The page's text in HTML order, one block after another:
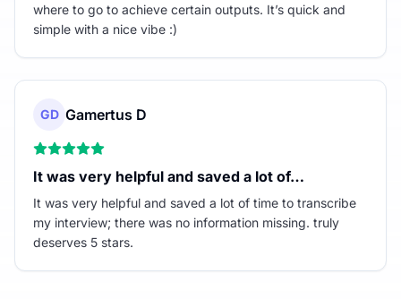
where to go to achieve certain outputs. It’s quick and
simple with a nice vibe :)
GD Gamertus D
It was very helpful and saved a lot of…
It was very helpful and saved a lot of time to transcribe
my interview; there was no information missing. truly
deserves 5 stars.